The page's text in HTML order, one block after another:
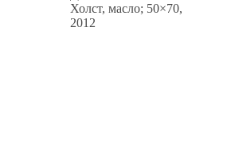
Холст, масло; 50×70,
2012